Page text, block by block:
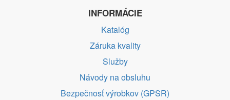
INFORMÁCIE
Katalóg
Záruka kvality
Služby
Návody na obsluhu
Bezpečnosť výrobkov (GPSR)